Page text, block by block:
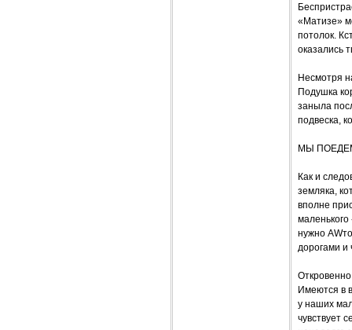
«Матизе»
потолок.
оказались
Несмотря
Подушка
заныла
подвеска,
МЫ
Как и
земляка,
вполне
нужно
дорогами и
Имеются в
у наших
чувствует